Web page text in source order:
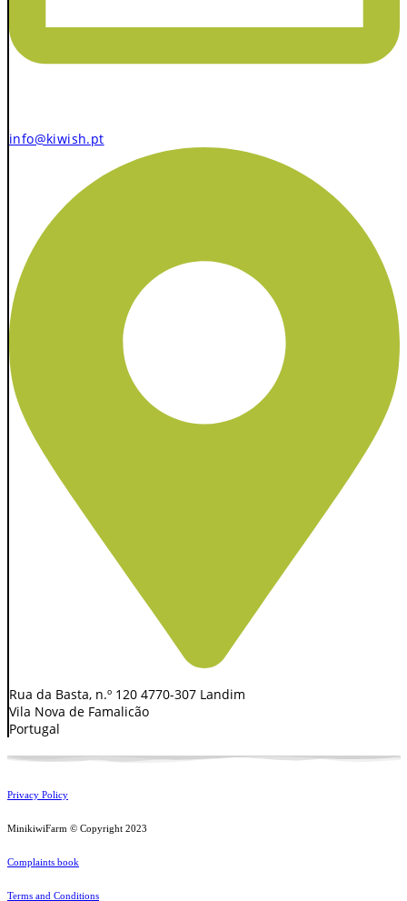
info@kiwish.pt
Rua da Basta, n.º 120 4770-307 Landim
Vila Nova de Famalicão
Portugal
Privacy Policy
MinikiwiFarm © Copyright 2023
Complaints book
Terms and Conditions